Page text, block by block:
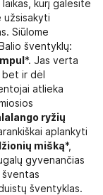
laikas, kurį galėsite
užsisakyti
Siūlome
šventyklų:
*. Jas verta
ir dėl
atlieka
ryžių
aplankyti
mišką*,
gyvenančias
šventas
šventyklas.